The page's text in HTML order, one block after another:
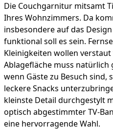
Die Couchgarnitur mitsamt
Ihres Wohnzimmers. Da
insbesondere auf das
funktional soll es sein.
Kleinigkeiten wollen
Ablagefläche muss natürlich
wenn Gäste zu Besuch sind,
leckere Snacks
kleinste Detail durchgestylt
optisch abgestimmter TV-
eine hervorragende Wahl.